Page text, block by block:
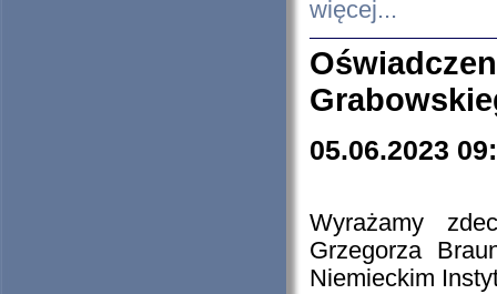
więcej...
05.06.2023
Wyrażamy
Grzegorza
Niemieckim